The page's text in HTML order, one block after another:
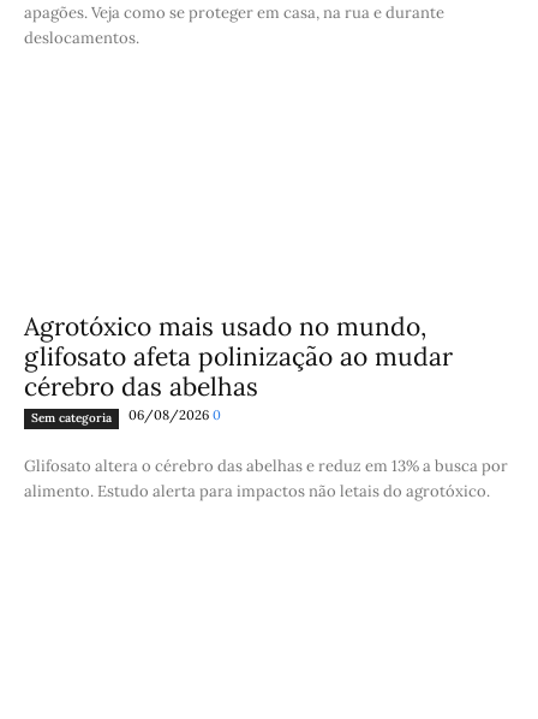
apagões. Veja como se proteger em casa, na rua e durante
deslocamentos.
Agrotóxico mais usado no mundo,
glifosato afeta polinização ao mudar
cérebro das abelhas
Sem categoria 06/08/2026 0
Glifosato altera o cérebro das abelhas e reduz em 13% a busca por
alimento. Estudo alerta para impactos não letais do agrotóxico.